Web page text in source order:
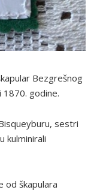
Bezgrešnog
1870. godine.
sestri
kulminirali
od škapulara